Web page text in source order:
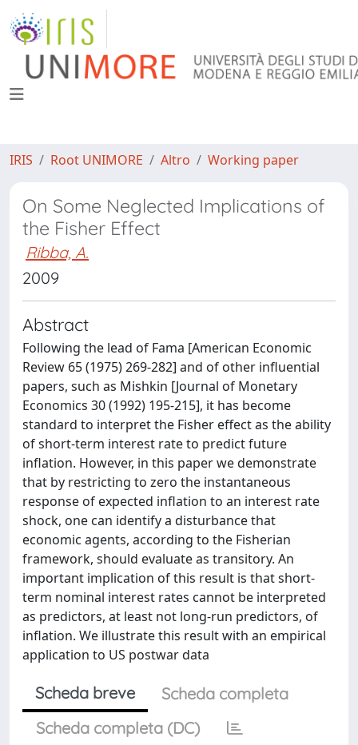
IRIS Root UNIMORE Altro Working paper
On Some Neglected Implications of
the Fisher Effect
Ribba, A.
2009
Abstract
Following the lead of Fama [American Economic
Review 65 (1975) 269-282] and of other influential
papers, such as Mishkin [Journal of Monetary
Economics 30 (1992) 195-215], it has become
standard to interpret the Fisher effect as the ability
of short-term interest rate to predict future
inflation. However, in this paper we demonstrate
that by restricting to zero the instantaneous
response of expected inflation to an interest rate
shock, one can identify a disturbance that
economic agents, according to the Fisherian
framework, should evaluate as transitory. An
important implication of this result is that short-
term nominal interest rates cannot be interpreted
as predictors, at least not long-run predictors, of
inflation. We illustrate this result with an empirical
application to US postwar data
Scheda breve
Scheda completa
Scheda completa (DC)